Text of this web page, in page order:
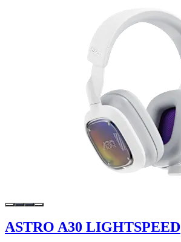
ASTRO A30 LIGHTSPEED